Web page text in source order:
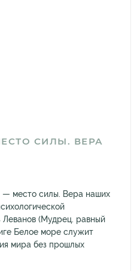
СИЛЫ. ВЕРА
— место силы. Вера наших
Леванов (Мудрец. равный
Белое море служит
мира без прошлых